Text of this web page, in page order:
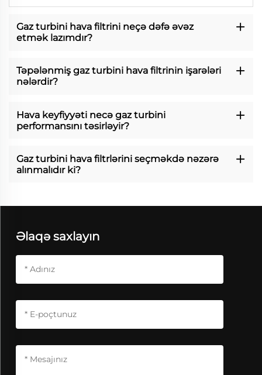
Gaz turbini hava filtrini neçə dəfə əvəz
etmək lazımdır?
Təpələnmiş gaz turbini hava filtrinin işarələri
nələrdir?
Hava keyfiyyəti necə gaz turbini
performansını təsirləyir?
Gaz turbini hava filtrlərini seçməkdə nəzərə
alınmalıdır ki?
Əlaqə saxlayın